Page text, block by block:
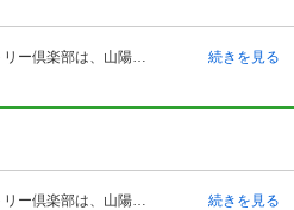
山口県周南市にある徳山国際カントリー倶楽部は、山陽自動車道「徳山西インターチェンジ」から16キロメートル、JR山陽新幹線「徳山駅」からタクシーで20分の距離にあります。福井八十八氏によって設計され、1974年4月にオープンしました。秀峰四熊ケ岳の麓に広がる18ホールは、自然と調和をモットーにレイアウトされたバラエティに富んだコースで、いかに攻略するか頭脳性が要求されます。3階建のクラブハウスには個室（4人用）8室と大広間（80畳）が1部屋と温泉があり、宿泊も可能です。レストランでは倶楽部内の農園で採れた野菜や地元農家の米を使った料理が提供されています。ショップもあり、コンペ商品も扱っています。クラブの修理も行っており、フィッティングのスペシャリストがカスタマイズしてくれます。 続きを見る
山口県周南市にある徳山国際カントリー倶楽部は、山陽自動車道「徳山西インターチェンジ」から16キロメートル、JR山陽新幹線「徳山駅」からタクシーで20分の距離にあります。福井八十八氏によって設計され、1974年4月にオープンしました。秀峰四熊ケ岳の麓に広がる18ホールは、自然と調和をモットーにレイアウトされたバラエティに富んだコースで、いかに攻略するか頭脳性が要求されます。3階建のクラブハウスには個室（4人用）8室と大広間（80畳）が1部屋と温泉があり、宿泊も可能です。レストランでは倶楽部内の農園で採れた野菜や地元農家の米を使った料理が提供されています。ショップもあり、コンペ商品も扱っています。クラブの修理も行っており、フィッティングのスペシャリストがカスタマイズしてくれます。 続きを見る